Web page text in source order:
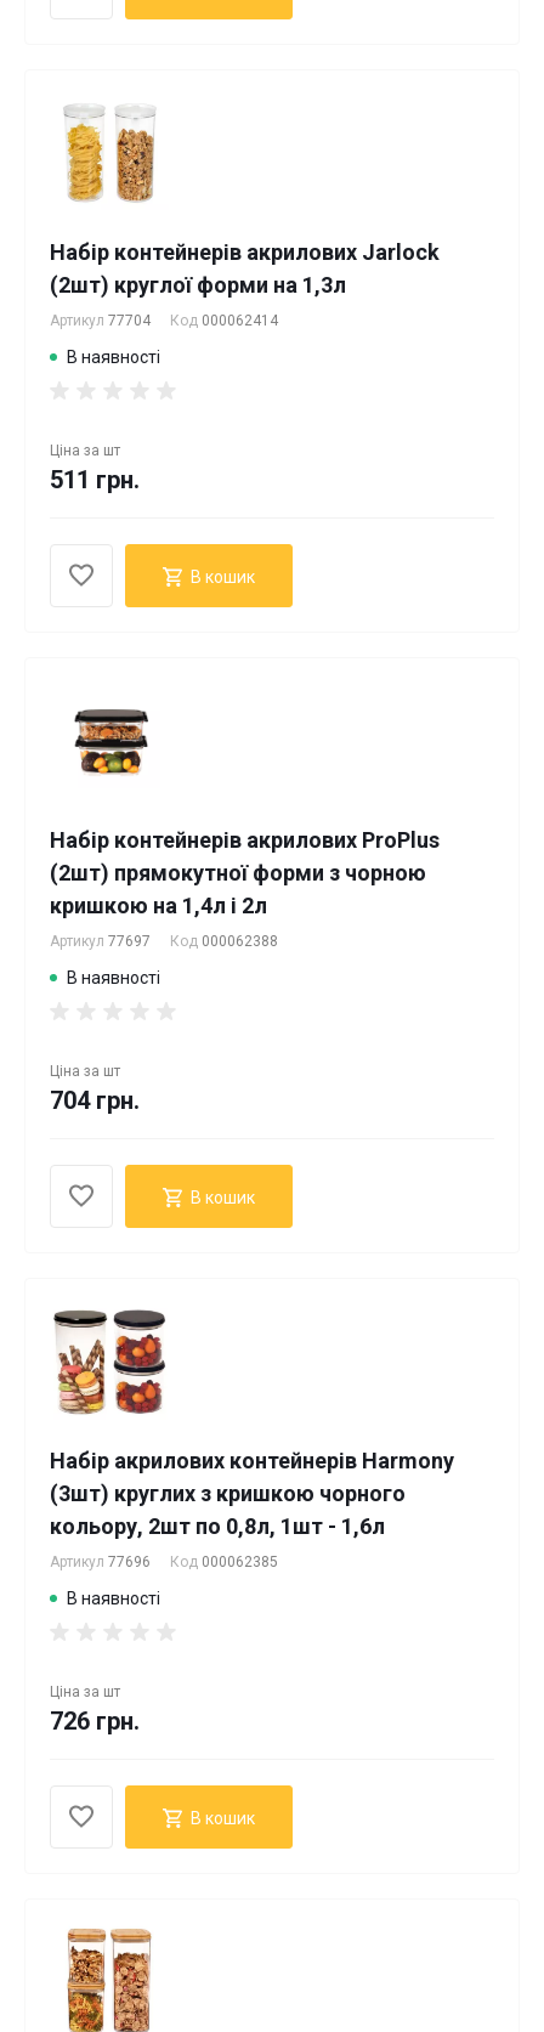
Набір контейнерів акрилових Jarlock
(2шт) круглої форми на 1,3л
Артикул 77704 Код 000062414
В наявності
Ціна за шт
511 грн.
В кошик
Набір контейнерів акрилових ProPlus
(2шт) прямокутної форми з чорною
кришкою на 1,4л і 2л
Артикул 77697 Код 000062388
В наявності
Ціна за шт
704 грн.
В кошик
Набір акрилових контейнерів Harmony
(3шт) круглих з кришкою чорного
кольору, 2шт по 0,8л, 1шт - 1,6л
Артикул 77696 Код 000062385
В наявності
Ціна за шт
726 грн.
В кошик